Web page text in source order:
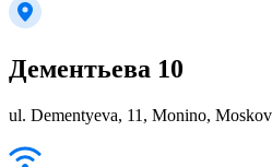
Дементьева 10
ul. Dementyeva, 11, Monino,